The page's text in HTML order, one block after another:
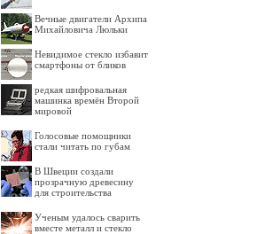
Вечные двигатели Архипа
Михайловича Люльки
Невидимое стекло избавит
смартфоны от бликов
редкая шифровальная
машинка времён Второй
мировой
Голосовые помощники
стали читать по губам
В Швеции создали
прозрачную древесину
для строительства
Ученым удалось сварить
вместе металл и стекло